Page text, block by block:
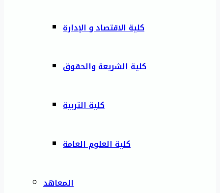
كلية الاقتصاد و الإدارة
كلية الشريعة والحقوق
كلية التربية
كلية العلوم العامة
المعاهد